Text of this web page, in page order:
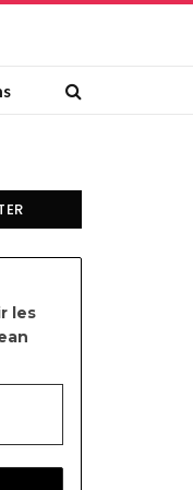
les